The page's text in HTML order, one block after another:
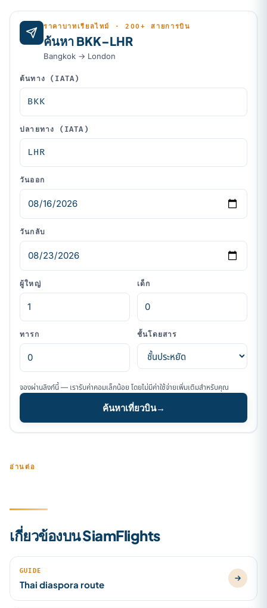
ราคาบาทเรียลไทม์ · 200+ สายการบิน
ค้นหา BKK–LHR
Bangkok → London
ต้นทาง (IATA)
ปลายทาง (IATA)
วันออก
วันกลับ
ผู้ใหญ่ เด็ก
ทารก ชั้นโดยสาร
จองผ่านลิงก์นี้ — เรารับค่าคอมเล็กน้อย โดยไม่มีค่าใช้จ่ายเพิ่มเติมสำหรับคุณ
ค้นหาเที่ยวบิน→
อ่านต่อ
เกี่ยวข้องบน SiamFlights
GUIDE
Thai diaspora route